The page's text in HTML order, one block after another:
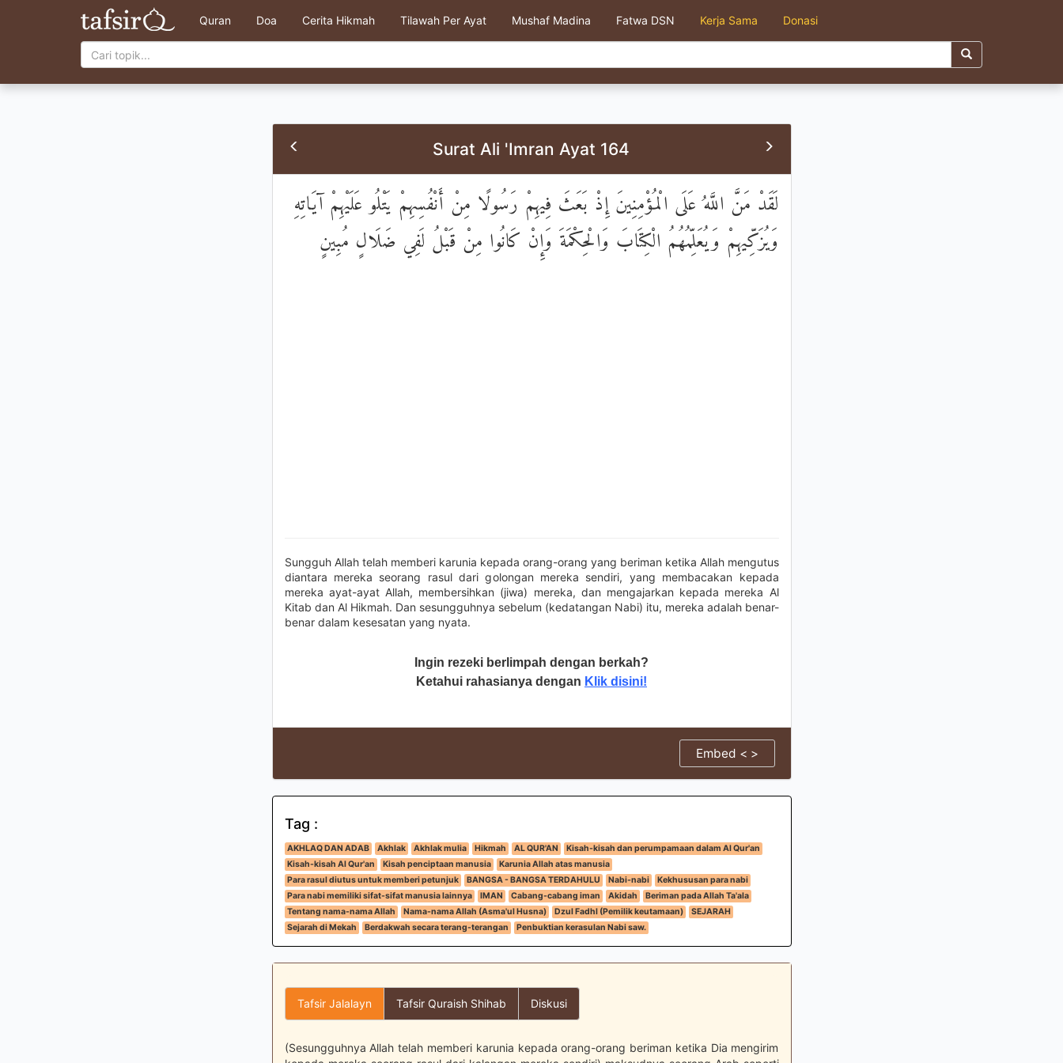
Quran Doa Cerita Hikmah Tilawah Per Ayat Mushaf Madina Fatwa DSN Kerja Sama Donasi
Surat Ali 'Imran Ayat 164
لَقَدْ مَنَّ اللَّهُ عَلَى الْمُؤْمِنِينَ إِذْ بَعَثَ فِيهِمْ رَسُولًا مِنْ أَنْفُسِهِمْ يَتْلُو عَلَيْهِمْ آيَاتِهِ
وَيُزَكِّيهِمْ وَيُعَلِّمُهُمُ الْكِتَابَ وَالْحِكْمَةَ وَإِنْ كَانُوا مِنْ قَبْلُ لَفِي ضَلَالٍ مُبِينٍ
Sungguh Allah telah memberi karunia kepada orang-orang yang beriman ketika Allah mengutus
diantara mereka seorang rasul dari golongan mereka sendiri, yang membacakan kepada
mereka ayat-ayat Allah, membersihkan (jiwa) mereka, dan mengajarkan kepada mereka Al
Kitab dan Al Hikmah. Dan sesungguhnya sebelum (kedatangan Nabi) itu, mereka adalah benar-
benar dalam kesesatan yang nyata.
Ingin rezeki berlimpah dengan berkah?
Ketahui rahasianya dengan Klik disini!
Embed < >
Tag :
AKHLAQ DAN ADAB Akhlak Akhlak mulia Hikmah AL QUR'AN
Kisah-kisah dan perumpamaan dalam Al Qur'an
Kisah-kisah Al Qur'an
Kisah penciptaan manusia
Karunia Allah atas manusia
Para rasul diutus untuk memberi petunjuk
BANGSA - BANGSA TERDAHULU Nabi-nabi
Kekhususan para nabi
Para nabi memiliki sifat-sifat manusia lainnya
IMAN Cabang-cabang iman Akidah
Beriman pada Allah Ta'ala
Tentang nama-nama Allah
Nama-nama Allah (Asma'ul Husna) Dzul Fadhl (Pemilik keutamaan)
SEJARAH
Sejarah di Mekah
Berdakwah secara terang-terangan Penbuktian kerasulan Nabi saw.
Tafsir Jalalayn Tafsir Quraish Shihab Diskusi
(Sesungguhnya Allah telah memberi karunia kepada orang-orang beriman ketika Dia mengirim